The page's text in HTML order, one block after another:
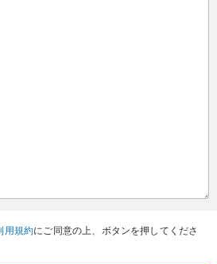
用規約にご同意の上、ボタンを押してくださ